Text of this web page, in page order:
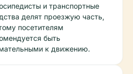
и транспортные
делят проезжую часть,
посетителям
быть
к движению.